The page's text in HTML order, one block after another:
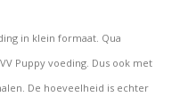
in klein formaat. Qua
Puppy voeding. Dus ook met
De hoeveelheid is echter